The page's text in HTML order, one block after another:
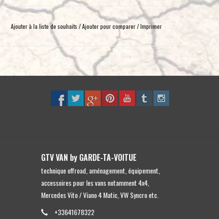
Ajouter à la liste de souhaits /Ajouter pour comparer/Imprimer
GTV VAN by GARDE-TA-VOITUE
technique offroad, aménagement, équipement,
accessoires pour les vans notamment 4x4,
Mercedes Vito / Viano 4 Matic, VW Syncro etc.
+33641678322